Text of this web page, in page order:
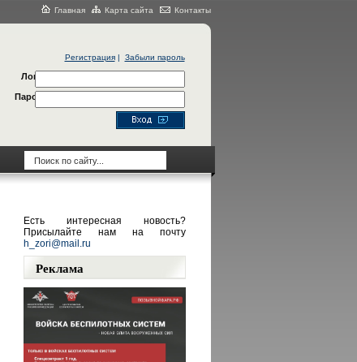
Главная Карта сайта Контакты
Регистрация| Забыли пароль
Логин
Пароль
Есть интересная новость?
Присылайте нам на почту
h_zori@mail.ru
Реклама